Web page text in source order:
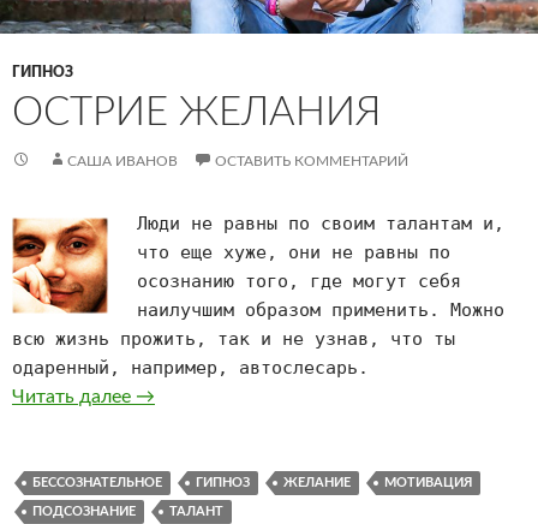
ГИПНОЗ
ОСТРИЕ ЖЕЛАНИЯ
САША ИВАНОВ ОСТАВИТЬ КОММЕНТАРИЙ
Люди не равны по своим талантам и,
что еще хуже, они не равны по
осознанию того, где могут себя
наилучшим образом применить. Можно
всю жизнь прожить, так и не узнав, что ты
одаренный, например, автослесарь.
Читать далее Острие желания
→
БЕССОЗНАТЕЛЬНОЕ ГИПНОЗ ЖЕЛАНИЕ МОТИВАЦИЯ
ПОДСОЗНАНИЕ ТАЛАНТ